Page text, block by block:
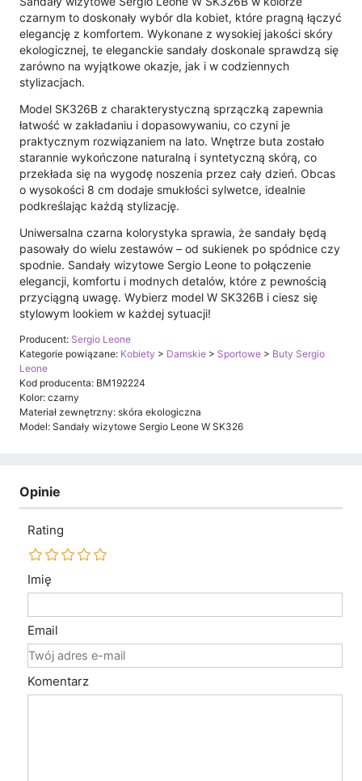
czarnym to doskonały wybór dla kobiet, które pragną łączyć
elegancję z komfortem. Wykonane z wysokiej jakości skóry
ekologicznej, te eleganckie sandały doskonale sprawdzą się
zarówno na wyjątkowe okazje, jak i w codziennych
stylizacjach.
Model SK326B z charakterystyczną sprzączką zapewnia
łatwość w zakładaniu i dopasowywaniu, co czyni je
praktycznym rozwiązaniem na lato. Wnętrze buta zostało
starannie wykończone naturalną i syntetyczną skórą, co
przekłada się na wygodę noszenia przez cały dzień. Obcas
o wysokości 8 cm dodaje smukłości sylwetce, idealnie
podkreślając każdą stylizację.
Uniwersalna czarna kolorystyka sprawia, że sandały będą
pasowały do wielu zestawów – od sukienek po spódnice czy
spodnie. Sandały wizytowe Sergio Leone to połączenie
elegancji, komfortu i modnych detalów, które z pewnością
przyciągną uwagę. Wybierz model W SK326B i ciesz się
stylowym lookiem w każdej sytuacji!
Producent: Sergio Leone
Kategorie powiązane: Kobiety > Damskie > Sportowe > Buty Sergio
Leone
Kod producenta: BM192224
Kolor: czarny
Materiał zewnętrzny: skóra ekologiczna
Model: Sandały wizytowe Sergio Leone W SK326
Opinie
Rating
Imię
Email
Komentarz